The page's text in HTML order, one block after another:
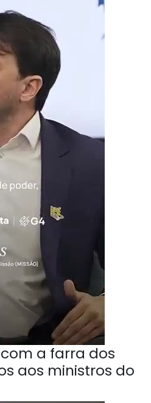
a farra dos
aos ministros do